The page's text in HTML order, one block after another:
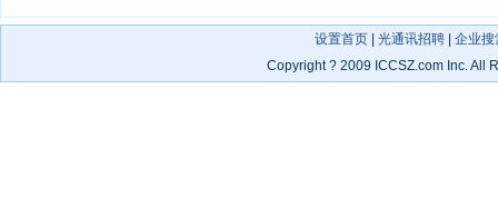
设置首页 光通讯招聘
企业搜
Copyright? 2009 ICCSZ.com Inc. All